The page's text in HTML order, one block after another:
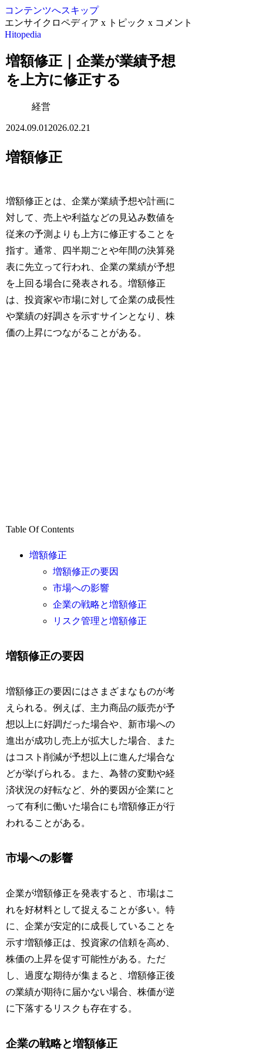
コンテンツへスキップ
エンサイクロペディア x トピック x コメント
Hitopedia
増額修正｜企業が業績予想
を上方に修正する
経営
2024.09.01 2026.02.21
増額修正
増額修正とは、企業が業績予想や計画に
対して、売上や利益などの見込み数値を
従来の予測よりも上方に修正することを
指す。通常、四半期ごとや年間の決算発
表に先立って行われ、企業の業績が予想
を上回る場合に発表される。増額修正
は、投資家や市場に対して企業の成長性
や業績の好調さを示すサインとなり、株
価の上昇につながることがある。
Table Of Contents
増額修正
増額修正の要因
市場への影響
企業の戦略と増額修正
リスク管理と増額修正
増額修正の要因
増額修正の要因にはさまざまなものが考
えられる。例えば、主力商品の販売が予
想以上に好調だった場合や、新市場への
進出が成功し売上が拡大した場合、また
はコスト削減が予想以上に進んだ場合な
どが挙げられる。また、為替の変動や経
済状況の好転など、外的要因が企業にと
って有利に働いた場合にも増額修正が行
われることがある。
市場への影響
企業が増額修正を発表すると、市場はこ
れを好材料として捉えることが多い。特
に、企業が安定的に成長していることを
示す増額修正は、投資家の信頼を高め、
株価の上昇を促す可能性がある。ただ
し、過度な期待が集まると、増額修正後
の業績が期待に届かない場合、株価が逆
に下落するリスクも存在する。
企業の戦略と増額修正